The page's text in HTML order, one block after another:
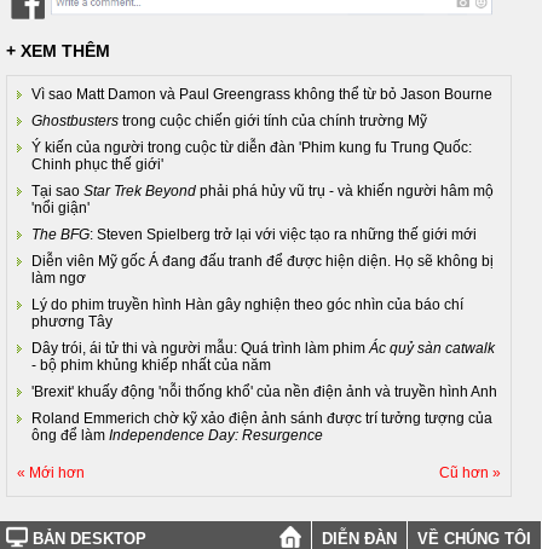
+ XEM THÊM
Vì sao Matt Damon và Paul Greengrass không thể từ bỏ Jason Bourne
Ghostbusters trong cuộc chiến giới tính của chính trường Mỹ
Ý kiến của người trong cuộc từ diễn đàn 'Phim kung fu Trung Quốc:
Chinh phục thế giới'
Tại sao Star Trek Beyond phải phá hủy vũ trụ - và khiến người hâm mộ
'nổi giận'
The BFG: Steven Spielberg trở lại với việc tạo ra những thế giới mới
Diễn viên Mỹ gốc Á đang đấu tranh để được hiện diện. Họ sẽ không bị
làm ngơ
Lý do phim truyền hình Hàn gây nghiện theo góc nhìn của báo chí
phương Tây
Dây trói, ái tử thi và người mẫu: Quá trình làm phimÁc quỷ sàn catwalk
- bộ phim khủng khiếp nhất của năm
'Brexit' khuấy động 'nỗi thống khổ' của nền điện ảnh và truyền hình Anh
Roland Emmerich chờ kỹ xảo điện ảnh sánh được trí tưởng tượng của
ông để làm Independence Day: Resurgence
« Mới hơn Cũ hơn »
BẢN DESKTOP DIỄN ĐÀN VỀ CHÚNG TÔI